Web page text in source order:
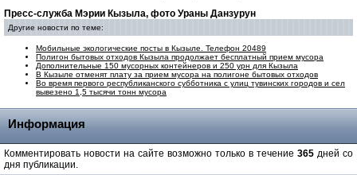
Пресс-служба Мэрии Кызыла, фото Ураны Данзурун
Другие новости по теме:
Мобильные экологические посты в Кызыле. Телефон 20489
Полигон бытовых отходов Кызыла продолжает бесплатный прием мусора
Дополнительные 150 мусорных контейнеров и 250 урн для Кызыла
В Кызыле отменят плату за прием мусора на полигоне бытовых отходов
Во время первого республиканского субботника с улиц тувинских городов и сел
вывезено 1,5 тысячи тонн мусора
Информация
Комментировать новости на сайте возможно только в течение 365 дней со
дня публикации.